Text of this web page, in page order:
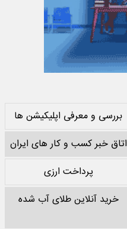
بررسی و معرفی اپلیکیشن ها
اتاق خبر کسب و کار های ایران
پرداخت ارزی
خرید آنلاین طلای آب شده